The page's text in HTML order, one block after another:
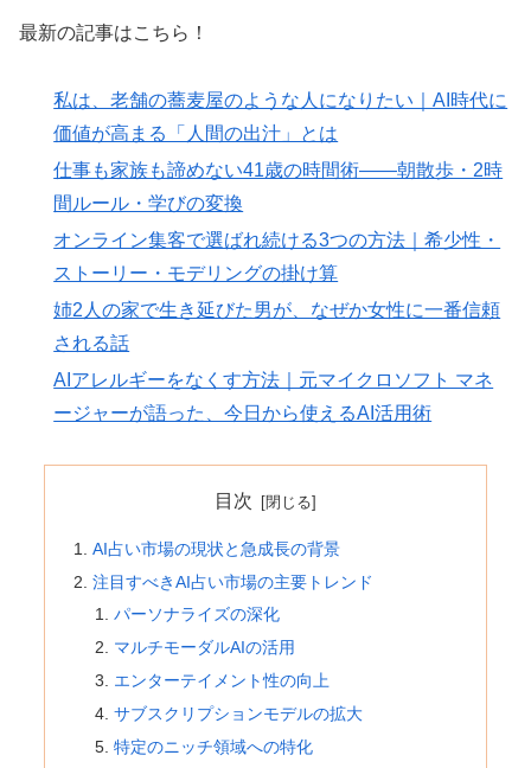
最新の記事はこちら！
私は、老舗の蕎麦屋のような人になりたい｜AI時代に
価値が高まる「人間の出汁」とは
仕事も家族も諦めない41歳の時間術——朝散歩・2時
間ルール・学びの変換
オンライン集客で選ばれ続ける3つの方法｜希少性・
ストーリー・モデリングの掛け算
姉2人の家で生き延びた男が、なぜか女性に一番信頼
される話
AIアレルギーをなくす方法｜元マイクロソフト マネ
ージャーが語った、今日から使えるAI活用術
目次
AI占い市場の現状と急成長の背景
注目すべきAI占い市場の主要トレンド
パーソナライズの深化
マルチモーダルAIの活用
エンターテイメント性の向上
サブスクリプションモデルの拡大
特定のニッチ領域への特化